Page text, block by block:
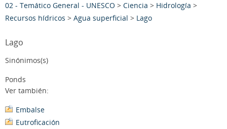
02 - Temático General - UNESCO > Ciencia > Hidrología >
Recursos hídricos > Agua superficial > Lago
Lago
Sinónimos(s)
Ponds
Ver también:
Embalse
Eutroficación